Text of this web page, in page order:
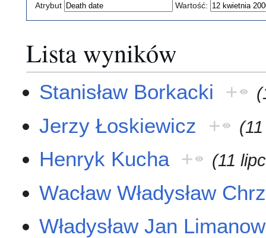
Atrybut Wartość:
Lista wyników
Stanisław Borkacki +
Jerzy Łoskiewicz +
Henryk Kucha + (11
Wacław Władysław
Władysław Jan